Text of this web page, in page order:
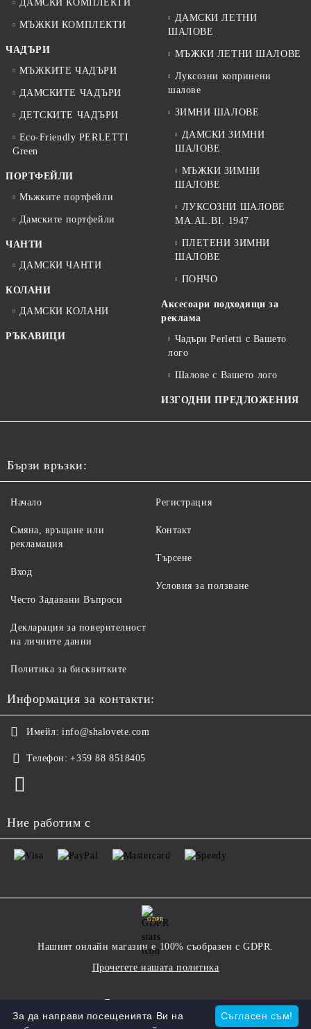
ДАМСКИ КОМПЛЕКТИ
МЪЖКИ КОМПЛЕКТИ
ЧАДЪРИ
МЪЖКИТЕ ЧАДЪРИ
ДАМСКИТЕ ЧАДЪРИ
ДЕТСКИТЕ ЧАДЪРИ
Eco-Friendly PERLETTI
Green
ПОРТФЕЙЛИ
Мъжките портфейли
Дамските портфейли
ЧАНТИ
ДАМСКИ ЧАНТИ
КОЛАНИ
ДАМСКИ КОЛАНИ
РЪКАВИЦИ
ДАМСКИ ЛЕТНИ
ШАЛОВЕ
МЪЖКИ ЛЕТНИ ШАЛОВЕ
Луксозни копринени
шалове
ЗИМНИ ШАЛОВЕ
ДАМСКИ ЗИМНИ
ШАЛОВЕ
МЪЖКИ ЗИМНИ
ШАЛОВЕ
ЛУКСОЗНИ ШАЛОВЕ
MA.AL.BI. 1947
ПЛЕТЕНИ ЗИМНИ
ШАЛОВЕ
ПОНЧО
Аксесоари подходящи за
реклама
Чадъри Perletti с Вашето
лого
Шалове с Вашето лого
ИЗГОДНИ ПРЕДЛОЖЕНИЯ
Бързи връзки:
Начало
Смяна, връщане или
рекламация
Вход
Често Задавани Въпроси
Регистрация
Контакт
Търсене
Условия за ползване
Декларация за поверителност
на личните данни
Политика за бисквитките
Информация за контакти:
Имейл: info@shalovete.com
Телефон: +359 88 8518405
Ние работим с
GDPR
Нашият онлайн магазин е 100% съобразен с GDPR.
Прочетете нашата политика
Съгласен съм!
За да направи посещенията Ви на